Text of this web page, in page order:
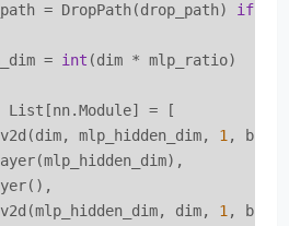
= DropPath(drop_path) if
=
int (dim * mlp_ratio)
List[nn.Module] = [
mlp_hidden_dim,
1,
dim,
1,